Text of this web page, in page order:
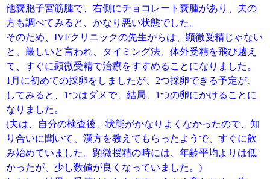
他嚢胞子宮筋腫で、右側にチョコレート嚢腫があり、夫の
方も調べてみると、かなり悪い状態でした。
そのため、IVFクリニックの先生からは、顕微受精じゃない
と、厳しいと言われ、タイミング法、体外受精を飛び越え
て、すぐに顕微受精で治療をすすめることになりました。
1月に初めての採卵をしましたが、2つ採卵できる予定が、
してみると、1つはダメで、結局、1つの卵にかけることに
なりました。
(夫は、自分の検査後、状態がかなりよくなかったので、知
り合いに聞いて、漢方を教えてもらったようで、すぐに飲
み始めていました。顕微授精の時には、年齢平均よりは低
かったが、少し数値が良くなっていました。)